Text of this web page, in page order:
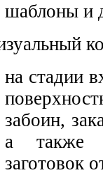
шаблоны и
на стадии
забоин,
а также
заготовок